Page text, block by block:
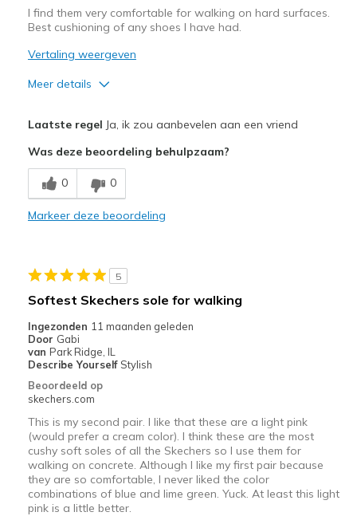
I find them very comfortable for walking on hard surfaces.
Best cushioning of any shoes I have had.
Vertaling weergeven
Meer details
Comfortable
Fabulous cushioned sole
View On Shoes
Shoes are for Wearing
Laatste regel Ja, ik zou aanbevelen aan een vriend
Was deze beoordeling behulpzaam?
0 0
Markeer deze beoordeling
5
Softest Skechers sole for walking
Ingezonden 11 maanden geleden
Door Gabi
van Park Ridge, IL
Describe Yourself Stylish
Beoordeeld op
skechers.com
This is my second pair. I like that these are a light pink
(would prefer a cream color). I think these are the most
cushy soft soles of all the Skechers so I use them for
walking on concrete. Although I like my first pair because
they are so comfortable, I never liked the color
combinations of blue and lime green. Yuck. At least this light
pink is a little better.